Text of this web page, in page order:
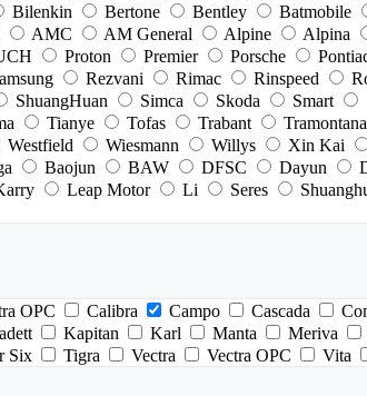
Bilenkin Bertone Bentley Batmobile
AMC AM General Alpine Alpina
Proton Premier Porsche
Rezvani Rimac Rinspeed
ShuangHuan Simca Skoda Smart
Tianye Tofas Trabant Tramontana
Westfield Wiesmann Willys Xin Kai
Baojun BAW DFSC Dayun
Leap Motor Li Seres
OPC Calibra Campo Cascada
Kapitan Karl Manta Meriva
Six Tigra Vectra Vectra OPC Vita